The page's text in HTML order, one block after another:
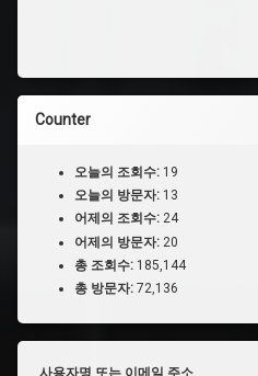
Counter
오늘의 조회수: 19
오늘의 방문자: 13
어제의 조회수: 24
어제의 방문자: 20
총 조회수: 185,144
총 방문자: 72,136
사용자명 또는 이메일 주소